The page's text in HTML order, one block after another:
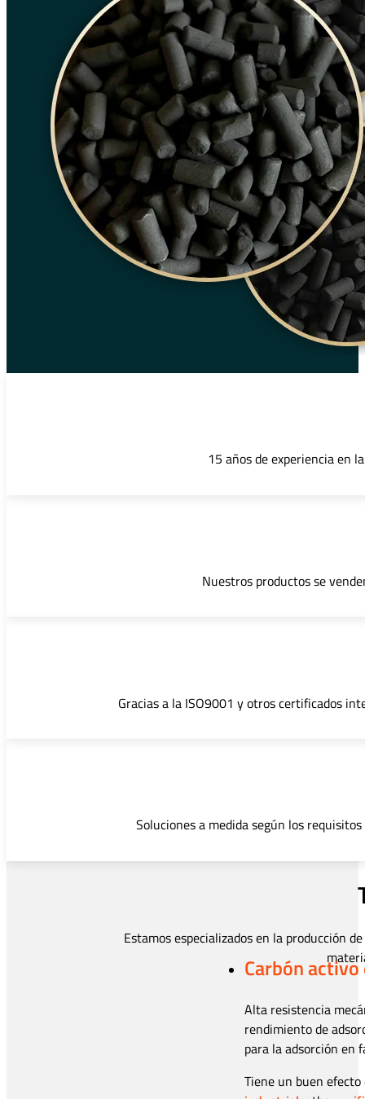
15 años de experiencia en
Nuestros productos se
Gracias a la ISO9001 y otros certificados
Soluciones a medida según los
Estamos especializados en la producción
Carbón
Alta resistencia
rendimiento de
para la adsorción en
Tiene un buen